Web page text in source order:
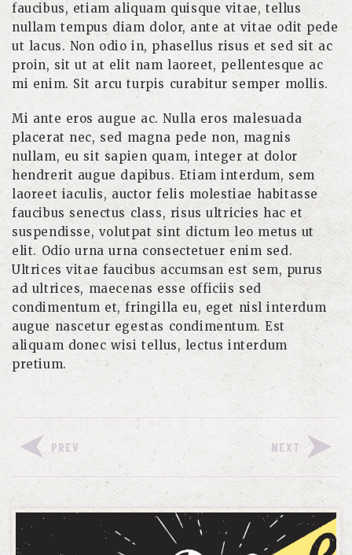
faucibus, etiam aliquam quisque vitae, tellus
nullam tempus diam dolor, ante at vitae odit pede
ut lacus. Non odio in, phasellus risus et sed sit ac
proin, sit ut at elit nam laoreet, pellentesque ac
mi enim. Sit arcu turpis curabitur semper mollis.
Mi ante eros augue ac. Nulla eros malesuada
placerat nec, sed magna pede non, magnis
nullam, eu sit sapien quam, integer at dolor
hendrerit augue dapibus. Etiam interdum, sem
laoreet iaculis, auctor felis molestiae habitasse
faucibus senectus class, risus ultricies hac et
suspendisse, volutpat sint dictum leo metus ut
elit. Odio urna urna consectetuer enim sed.
Ultrices vitae faucibus accumsan est sem, purus
ad ultrices, maecenas esse officiis sed
condimentum et, fringilla eu, eget nisl interdum
augue nascetur egestas condimentum. Est
aliquam donec wisi tellus, lectus interdum
pretium.
PREV NEXT